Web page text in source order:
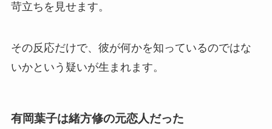
苛立ちを見せます。
その反応だけで、彼が何かを知っているのではな
いかという疑いが生まれます。
有岡葉子は緒方修の元恋人だった